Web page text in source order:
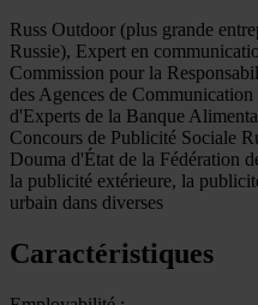
Russ Outdoor (plus grande
Russie), Expert en
Commission pour la
des Agences de
d'Experts de la Banque
Concours de Publicité Sociale
Douma d'État de la Fédération
la publicité extérieure, la
urbain dans diverses
Caractéristiques